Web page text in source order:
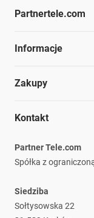
Partnertele.com
O firmie
Struktura
Nasze marki
Informacje
Blog
Informacje prawne
Zakupy
Regulamin
Płatność i dostawa
Reklamacje i zwroty
Kontakt
Partner Tele.com
Spółka z
Siedziba
Sołtysowska 22